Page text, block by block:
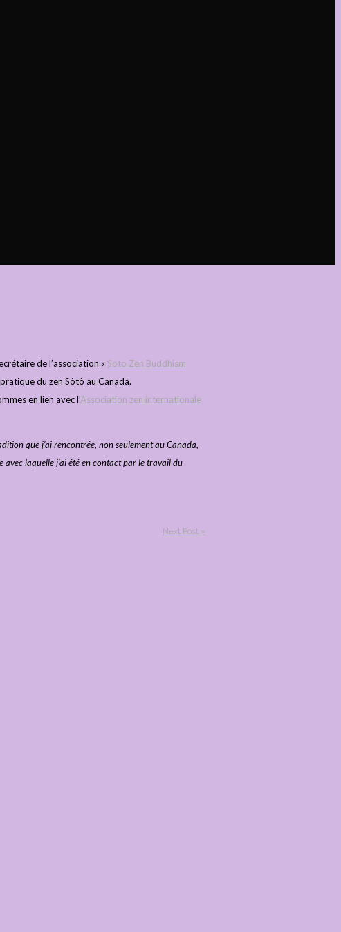
de l’association « Soto Zen Buddhism
du zen Sôtô au Canada.
en lien avec l’Association zen internationale
que j’ai rencontrée, non seulement au Canada,
laquelle j’ai été en contact par le travail du
Next Post »